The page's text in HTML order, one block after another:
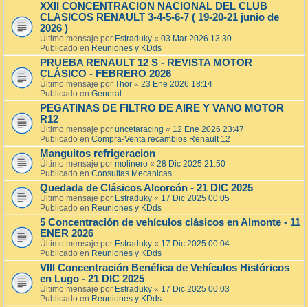
XXII CONCENTRACION NACIONAL DEL CLUB
CLASICOS RENAULT 3-4-5-6-7 ( 19-20-21 junio de
2026 )
Último mensaje por Estraduky « 03 Mar 2026 13:30
Publicado en Reuniones y KDds
PRUEBA RENAULT 12 S - REVISTA MOTOR
CLÁSICO - FEBRERO 2026
Último mensaje por Thor « 23 Ene 2026 18:14
Publicado en General
PEGATINAS DE FILTRO DE AIRE Y VANO MOTOR
R12
Último mensaje por uncetaracing « 12 Ene 2026 23:47
Publicado en Compra-Venta recambios Renault 12
Manguitos refrigeracion
Último mensaje por molinero « 28 Dic 2025 21:50
Publicado en Consultas Mecanicas
Quedada de Clásicos Alcorcón - 21 DIC 2025
Último mensaje por Estraduky « 17 Dic 2025 00:05
Publicado en Reuniones y KDds
5 Concentración de vehículos clásicos en Almonte - 11
ENER 2026
Último mensaje por Estraduky « 17 Dic 2025 00:04
Publicado en Reuniones y KDds
VIII Concentración Benéfica de Vehículos Históricos
en Lugo - 21 DIC 2025
Último mensaje por Estraduky « 17 Dic 2025 00:03
Publicado en Reuniones y KDds